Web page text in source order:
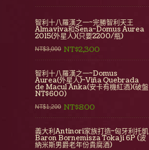
智利十八羅漢之一~完勝智利天王
Almaviva和Sena~Domus Aurea
2015(外星人)(只要2200/瓶)
NT$3,000 NT$2,300
智利十八羅漢之一~Domus
Aurea(外星人)~Viña Quebrada
de Macul Anka(安卡有機紅酒)(破盤
NT$600)
NT$1,200 NT$800
義大利Antinori家族打造~匈牙利托凱
Baron Bornemisza Tokaji 6P (波
納米斯男爵老年份貴腐酒)